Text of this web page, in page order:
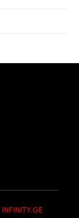
INFINITY.GE